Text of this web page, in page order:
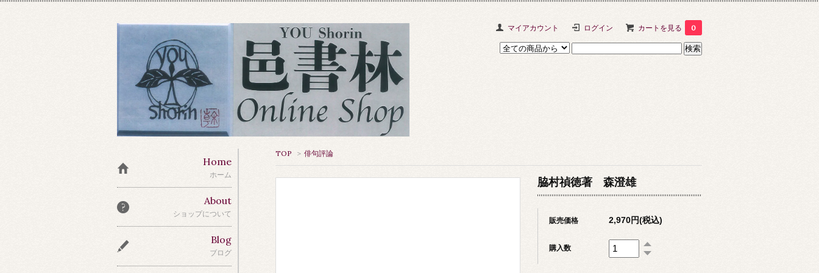
マイアカウント ログイン カートを見る 0
TOP > 俳句評論
脇村禎徳著 森澄雄
販売価格 2,970円(税込)
購入数
Home
ホーム
About
ショップについて
Blog
ブログ